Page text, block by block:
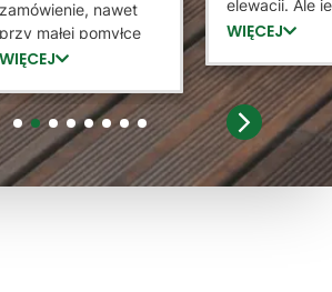
zamówienie, nawet
przy małej pomyłce
sprzedający staną na
wymiany.
dobrej jakości,
polecam :)
WIĘCEJ
elewacji. Ale
tez bardzo
który potrafił
jak
służył
zainteresował
Wysyłka
ekspresowo.
WIĘCEJ
4 5 6 7 8